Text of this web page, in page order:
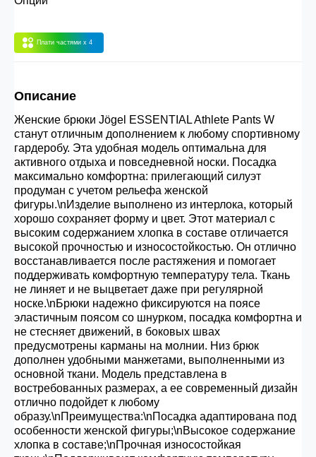
Опт 2(36%)- сумма всех заказов за 6 месяцев
Опт 1 (38%) - сумма всех заказов за 6 месяцев -
400.000 рублей.
Плати частями x 4
Описание
Женские брюки Jögel ESSENTIAL Athlete Pants W
станут отличным дополнением к любому спортивному
гардеробу. Эта удобная модель оптимальна для
активного отдыха и повседневной носки. Посадка
максимально комфортна: прилегающий силуэт
продуман с учетом рельефа женской
фигуры.\nИзделие выполнено из интерлока, который
хорошо сохраняет форму и цвет. Этот материал с
высоким содержанием хлопка в составе отличается
высокой прочностью и износостойкостью. Он отлично
восстанавливается после растяжения и помогает
поддерживать комфортную температуру тела. Ткань
не линяет и не выцветает даже при регулярной
носке.\nБрюки надежно фиксируются на поясе
эластичным поясом со шнурком, посадка комфортна и
не стесняет движений, в боковых швах
предусмотрены карманы на молнии. Низ брюк
дополнен удобными манжетами, выполненными из
основной ткани. Модель представлена в
востребованных размерах, а ее современный дизайн
отлично подойдет к любому
образу.\nПреимущества:\nПосадка адаптирована под
особенности женской фигуры;\nВысокое содержание
хлопка в составе;\nПрочная износостойкая